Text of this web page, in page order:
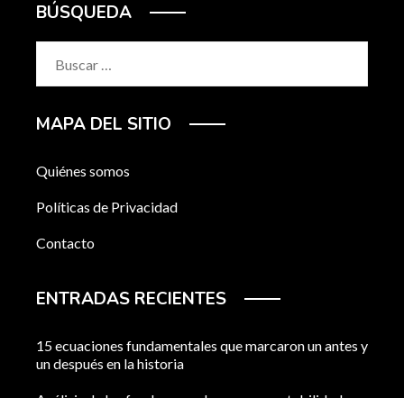
BÚSQUEDA
MAPA DEL SITIO
Quiénes somos
Políticas de Privacidad
Contacto
ENTRADAS RECIENTES
15 ecuaciones fundamentales que marcaron un antes y
un después en la historia